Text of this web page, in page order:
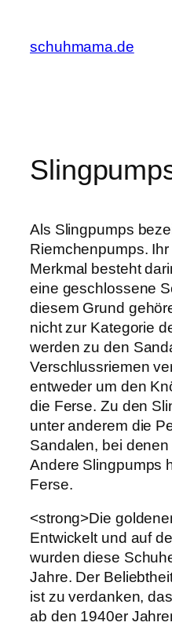
springen
schuhmama.de
Als Slingpumps
Riemchenpumps.
Merkmal besteht
eine geschlossene
diesem Grund
nicht zur Kategorie
werden zu den
Verschlussriemen
entweder um den
die Ferse. Zu den
unter anderem die
Sandalen, bei
Andere Slingpumps
Ferse.
<strong>Die
Entwickelt und auf
wurden diese
Jahre. Der
ist zu verdanken,
ab den 1940er